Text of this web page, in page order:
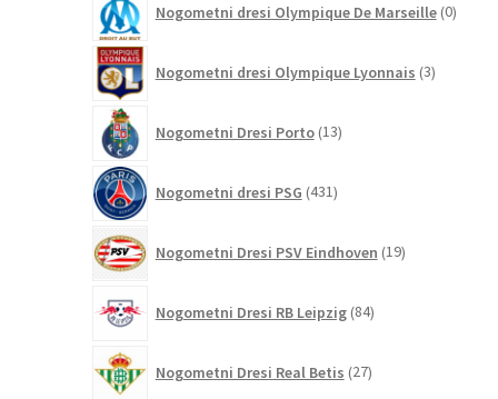
Nogometni dresi Olympique De Marseille 0
Nogometni dresi Olympique Lyonnais 3izdelki
Nogometni Dresi Porto 13izdelkov
Nogometni dresi PSG 431izdelkov
Nogometni Dresi PSV Eindhoven 19izdelkov
Nogometni Dresi RB Leipzig 84izdelkov
Nogometni Dresi Real Betis 27izdelkov